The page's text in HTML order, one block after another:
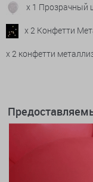
x 1 Прозрачный
x 2 Конфетти
x 2 конфетти